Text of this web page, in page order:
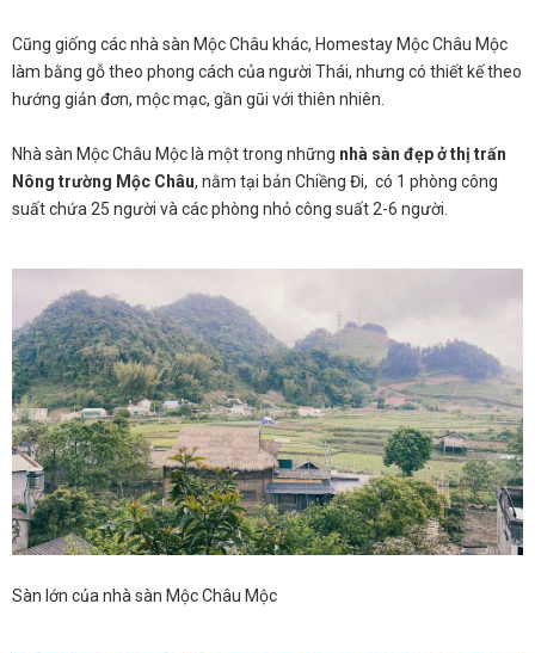
Cũng giống các nhà sàn Mộc Châu khác, Homestay Mộc Châu Mộc
làm bằng gỗ theo phong cách của người Thái, nhưng có thiết kế theo
hướng giản đơn, mộc mạc, gần gũi với thiên nhiên.
Nhà sàn Mộc Châu Mộc là một trong những nhà sàn đẹp ở thị trấn
Nông trường Mộc Châu, nằm tại bản Chiềng Đi, có 1 phòng công
suất chứa 25 người và các phòng nhỏ công suất 2-6 người.
Sàn lớn của nhà sàn Mộc Châu Mộc